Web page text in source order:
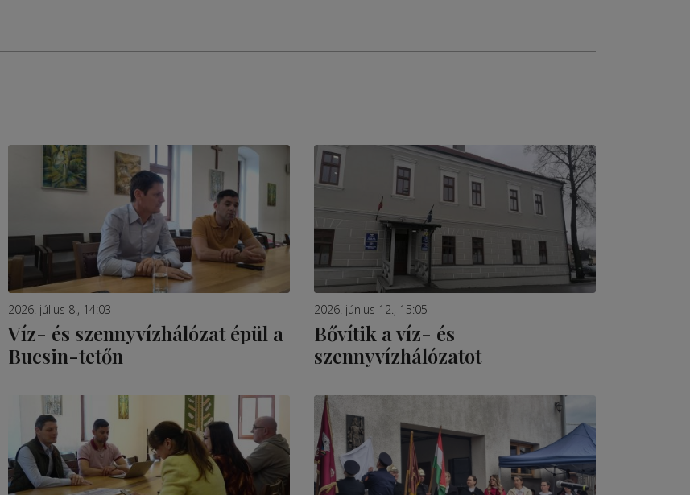
2026. július 8., 14:03
Víz- és szennyvízhálózat épül a
Bucsin-tetőn
2026. június 12., 15:05
Bővítik a víz- és
szennyvízhálózatot